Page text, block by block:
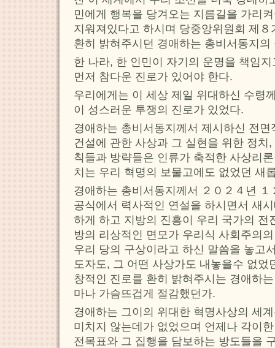
민에게 행복을 당겨오는 지름길을 가리
지워져있다고 하시며 당중앙위원회 제
환히 밝혀주시던 경애하는 총비서동지의
한 나라, 한 인민이 자기의 운명을 책임
먼저 참다운 진로가 있어야 한다.
우리에게는 이 세상 제일 위대하신 수령
이 성스러운 투쟁의 진로가 있었다.
경애하는 총비서동지께서 제시하신 전
건설에 관한 사상과 그 실현을 위한 정치
칙들과 방략들은 인류가 축적한 사상리
치는 우리 혁명의 보물고에도 없었던 새
경애하는 총비서동지께서 ２０２４년
공식에서 력사적인 연설을 하시면서 새
하게 하고 지방의 진흥이 우리 국가의 전
방의 리상적인 면모가 우리식 사회주의
우리 당의 구상이라고 하신 말씀을 놓고
도자도, 그 어떤 사상가도 내놓을수 없
창적인 진로를 환히 밝혀주시는 경애하
마나 가슴뜨겁게 절감했던가.
경애하는 그이의 위대한 혁명사상의 세
미치지 않는데가 없었으며 언제나 각이
전목표와 그 집행을 담보하는 방도들을